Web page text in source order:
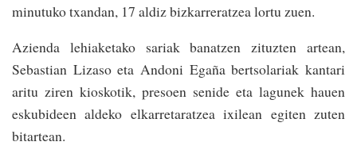
minutuko txandan, 17 aldiz bizkarreratzea lortu zuen.
Azienda lehiaketako sariak banatzen zituzten artean,
Sebastian Lizaso eta Andoni Egaña bertsolariak kantari
aritu ziren kioskotik, presoen senide eta lagunek hauen
eskubideen aldeko elkarretaratzea ixilean egiten zuten
bitartean.